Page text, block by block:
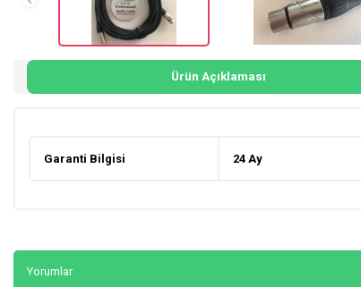
Ürün Açıklaması
Garanti Bilgisi 24 Ay
Yorumlar